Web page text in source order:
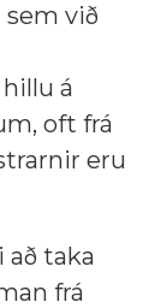
við
á
oft frá
eru
að taka
frá